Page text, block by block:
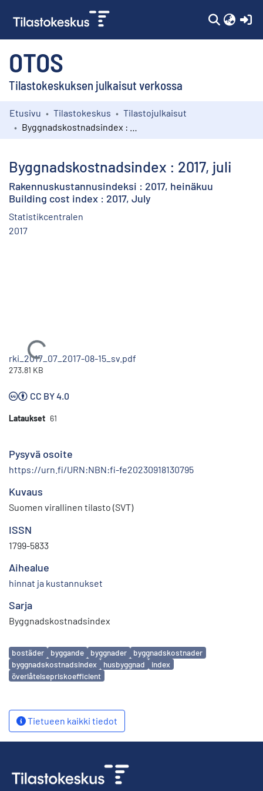
OTOS
Tilastokeskuksen julkaisut verkossa
Kokoelmat
Etusivu Tilastokeskus
Tilastojulkaisut
Byggnadskostnadsindex : 2017, juli
Rakennuskustannusindeksi : 2017, heinäkuu
Building cost index : 2017, July
Statistikcentralen
2017
Ladataan...
rki_2017_07_2017-08-15_sv.pdf
273.81 KB
CC BY 4.0
Lataukset 61
Pysyvä osoite
https://urn.fi/URN:NBN:fi-fe20230918130795
Kuvaus
Suomen virallinen tilasto (SVT)
ISSN
1799-5833
Aihealue
hinnat ja kustannukset
Sarja
Byggnadskostnadsindex
Avainsanat
bostäder byggande byggnader
byggnadskostnader
byggnadskostnadsindex
husbyggnad
index
överlåtelsepriskoefficient
Tietueen kaikki tiedot